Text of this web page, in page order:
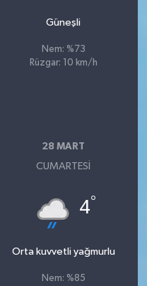
Güneşli
Nem: %73
Rüzgar: 10 km/h
28 MART
CUMARTESI
4°
Orta kuvvetli yağmurlu
Nem: %85